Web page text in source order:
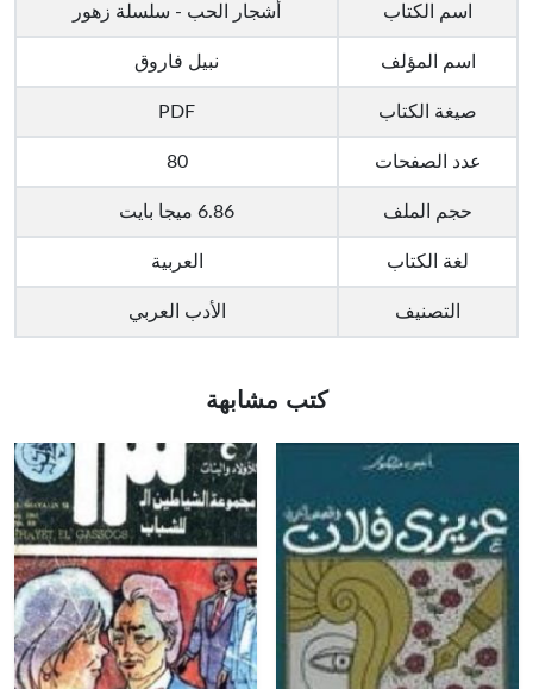
اسم الكتاب أشجار الحب - سلسلة زهور
اسم المؤلف نبيل فاروق
صيغة الكتاب PDF
عدد الصفحات 80
حجم الملف 6.86 ميجا بايت
لغة الكتاب العربية
التصنيف الأدب العربي
كتب مشابهة